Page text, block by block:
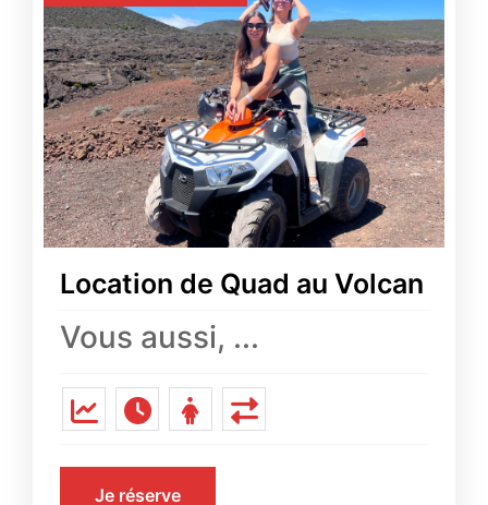
Location de Quad au Volcan
Vous aussi, ...
Je réserve